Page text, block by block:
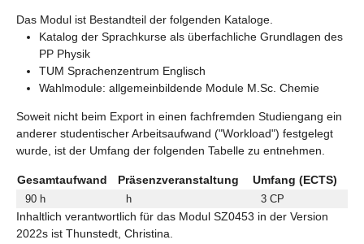
Das Modul ist Bestandteil der folgenden Kataloge.
Katalog der Sprachkurse als überfachliche Grundlagen des
PP Physik
TUM Sprachenzentrum Englisch
Wahlmodule: allgemeinbildende Module M.Sc. Chemie
Soweit nicht beim Export in einen fachfremden Studiengang ein
anderer studentischer Arbeitsaufwand ("Workload") festgelegt
wurde, ist der Umfang der folgenden Tabelle zu entnehmen.
Gesamtaufwand Präsenzveranstaltung Umfang (ECTS)
90 h h 3 CP
Inhaltlich verantwortlich für das Modul SZ0453 in der Version
2022s ist Thunstedt, Christina.